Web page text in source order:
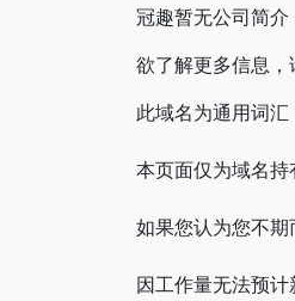
冠趣暂无公司简介
欲了解更多信息，
此域名为通用词
本页面仅为域名持
如果您认为您不期
因工作量无法预计